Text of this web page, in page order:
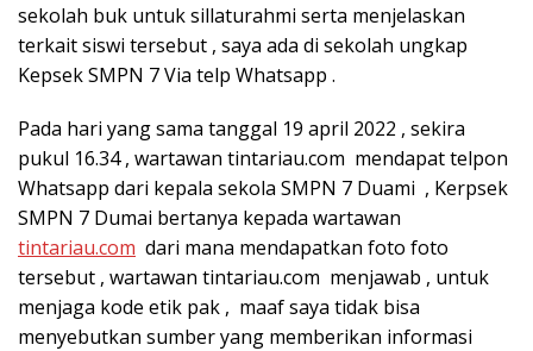
sekolah buk untuk sillaturahmi serta menjelaskan
terkait siswi tersebut , saya ada di sekolah ungkap
Kepsek SMPN 7 Via telp Whatsapp .
Pada hari yang sama tanggal 19 april 2022 , sekira
pukul 16.34 , wartawan tintariau.com mendapat telpon
Whatsapp dari kepala sekola SMPN 7 Duami , Kerpsek
SMPN 7 Dumai bertanya kepada wartawan
tintariau.com dari mana mendapatkan foto foto
tersebut , wartawan tintariau.com menjawab , untuk
menjaga kode etik pak , maaf saya tidak bisa
menyebutkan sumber yang memberikan informasi